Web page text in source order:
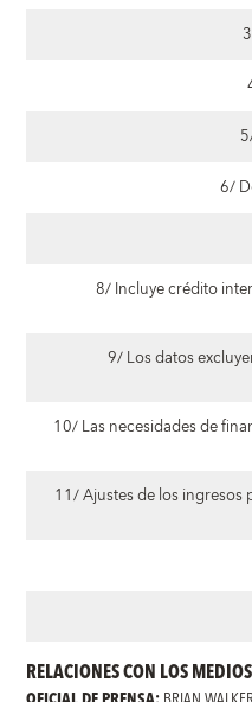
6/
8/ Incluye crédito
9/ Los datos
10/ Las necesidades de
11/ Ajustes de los
RELACIONES CON LOS MEDIOS